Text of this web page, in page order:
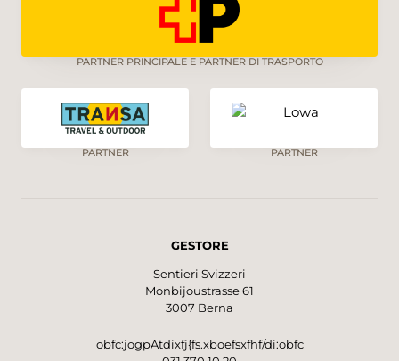
PARTNER PRINCIPALE E PARTNER DI TRASPORTO
PARTNER PARTNER
GESTORE
Sentieri Svizzeri
Monbijoustrasse 61
3007 Berna
obfc:jogpAtdixfj{fs.xboefsxfhf/di:obfc